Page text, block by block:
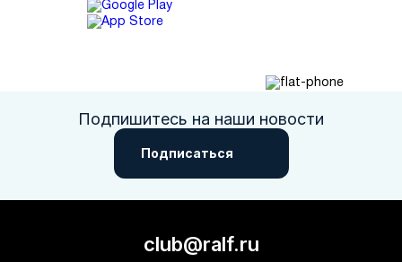
Подпишитесь на наши новости
Подписаться
club@ralf.ru